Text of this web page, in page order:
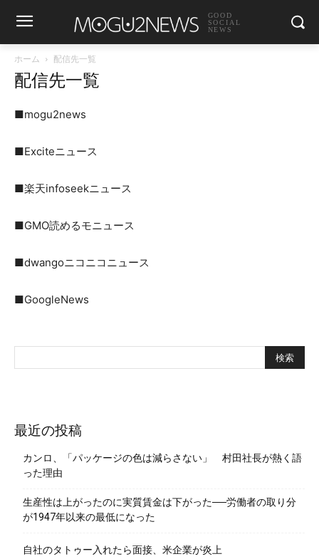
GOOD
SOCIAL
NEWS
ホーム 配信先一覧
配信先一覧
■mogu2news
■Exciteニュース
■楽天infoseekニュース
■GMO読めるモニュース
■dwangoニコニコニュース
■GoogleNews
最近の投稿
カンロ、「パッケージの色は減らさない」 村田社長が熱く語
った理由
生産性は上がったのに実質賃金は下がった──労働者の取り分
が1947年以来の最低になった
自社のタトゥー入れたら面接、米企業が炎上